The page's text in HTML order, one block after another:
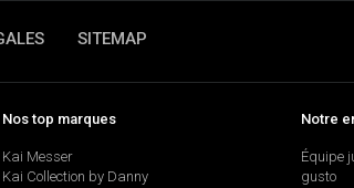
SITEMAP
Nos top marques
Kai Messer
Kai Collection by Danny
Notre
Équipe
gusto